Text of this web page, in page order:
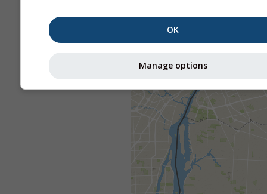
OK
Manage options